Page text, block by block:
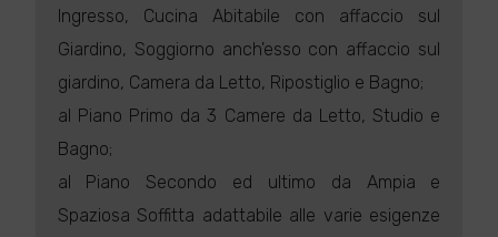
Ingresso, Cucina Abitabile con affaccio sul
Giardino, Soggiorno anch'esso con affaccio sul
giardino, Camera da Letto, Ripostiglio e Bagno;
al Piano Primo da 3 Camere da Letto, Studio e
Bagno;
al Piano Secondo ed ultimo da Ampia e
Spaziosa Soffitta adattabile alle varie esigenze